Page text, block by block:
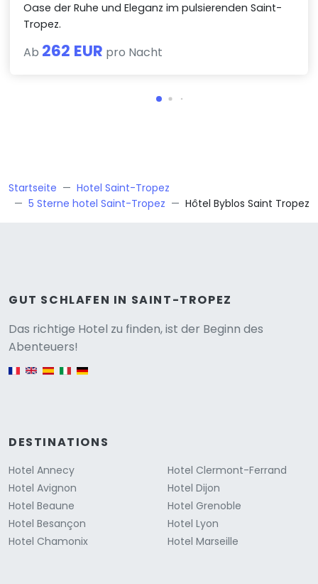
Oase der Ruhe und Eleganz im pulsierenden Saint-
Tropez.
Ab 262 EUR pro Nacht
Startseite
Hotel Saint-Tropez
5 Sterne hotel Saint-Tropez
Hôtel Byblos Saint Tropez
GUT SCHLAFEN IN SAINT-TROPEZ
Das richtige Hotel zu finden, ist der Beginn des
Abenteuers!
English version
DESTINATIONS
Hotel Annecy
Hotel Avignon
Hotel Beaune
Hotel Besançon
Hotel Chamonix
Hotel Clermont-Ferrand
Hotel Dijon
Hotel Grenoble
Hotel Lyon
Hotel Marseille